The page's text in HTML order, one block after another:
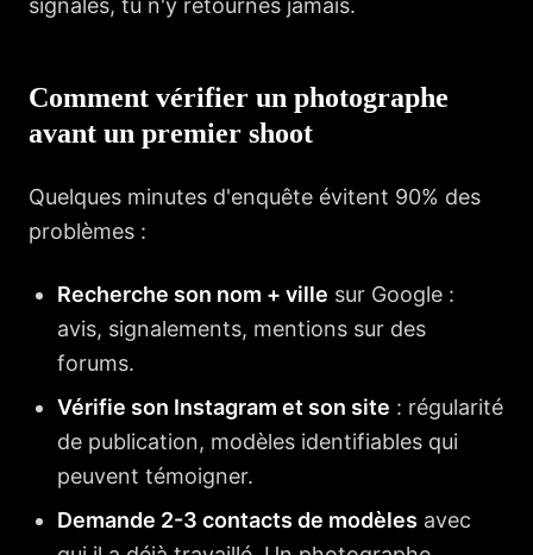
signales, tu n'y retournes jamais.
Comment vérifier un photographe
avant un premier shoot
Quelques minutes d'enquête évitent 90% des
problèmes :
Recherche son nom + ville sur Google :
avis, signalements, mentions sur des
forums.
Vérifie son Instagram et son site : régularité
de publication, modèles identifiables qui
peuvent témoigner.
Demande 2-3 contacts de modèles avec